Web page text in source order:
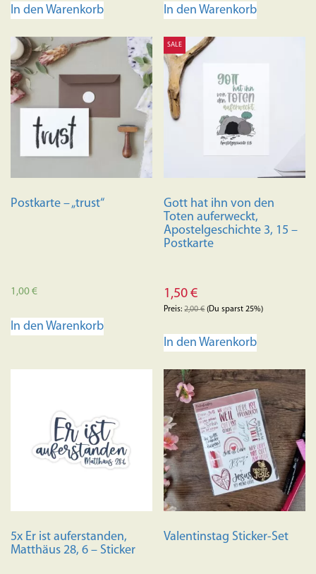
In den Warenkorb In den Warenkorb
Postkarte – „trust“
1,00€
In den Warenkorb
SALE
Gott hat ihn von den
Toten auferweckt,
Apostelgeschichte 3, 15 –
Postkarte
1,50€
Preis:2,00€(Du sparst 25%)
In den Warenkorb
5x Er ist auferstanden,
Matthäus 28, 6 – Sticker
Valentinstag Sticker-Set